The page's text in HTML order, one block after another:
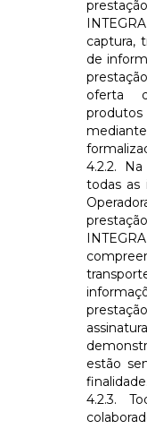
captura,
de
oferta
4.2.2.
todas as
estão
finalidade.
4.2.3.